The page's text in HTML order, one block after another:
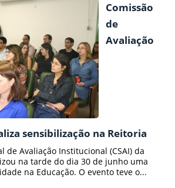
Comissão
de
Avaliação
sensibilização na Reitoria
de Avaliação Institucional (CSAI) da
na tarde do dia 30 de junho uma
na Educação. O evento teve o...